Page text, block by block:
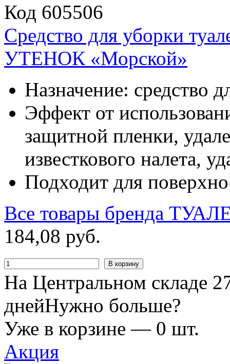
Код 605506
Средство для уборки
УТЕНОК «Морской»
Назначение: средство
Эффект от
защитной пленки,
известкового налета,
Подходит для
Все товары бренда
184,08 руб.
В корзину
На Центральном складе
днейНужно больше?
Уже в корзине — 0 шт.
Акция